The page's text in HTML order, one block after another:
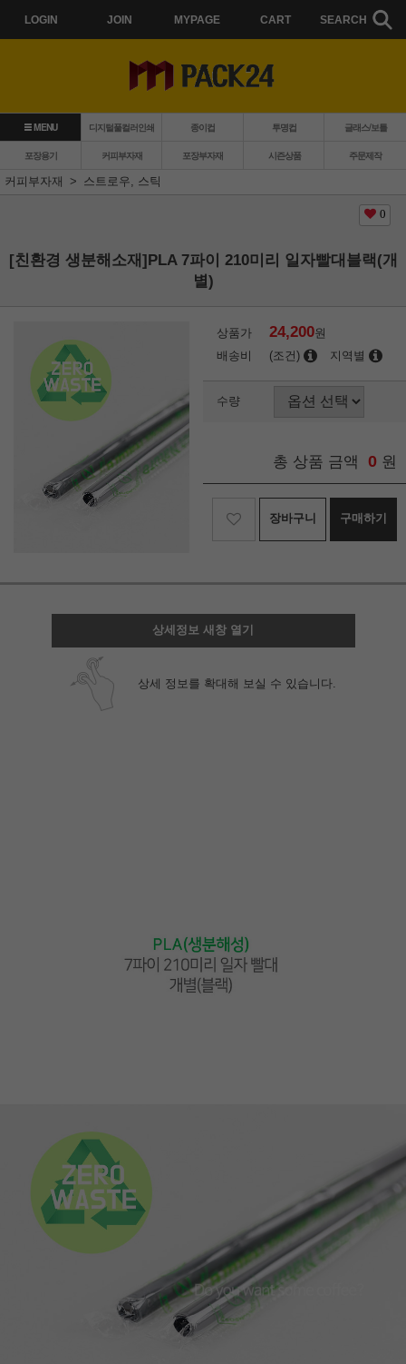
LOGIN JOIN MYPAGE CART SEARCH
MENU 디지털풀컬러인쇄 종이컵 투명컵 글래스/보틀
포장용기 커피부자재 포장부자재 시즌상품
주문제작
커피부자재
스트로우, 스틱
0
[친환경 생분해소재]PLA 7파이 210미리 일자빨대블랙(개
별)
상품가 24,200원
배송비
(조건) 지역별
수량
총 상품 금액 0 원
장바구니 구매하기
상세정보 새창 열기
상세 정보를 확대해 보실 수 있습니다.